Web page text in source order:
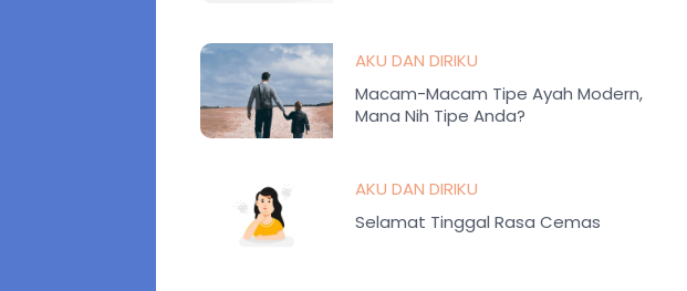
AKU DAN DIRIKU
Macam-Macam Tipe Ayah Modern,
Mana Nih Tipe Anda?
AKU DAN DIRIKU
Selamat Tinggal Rasa Cemas